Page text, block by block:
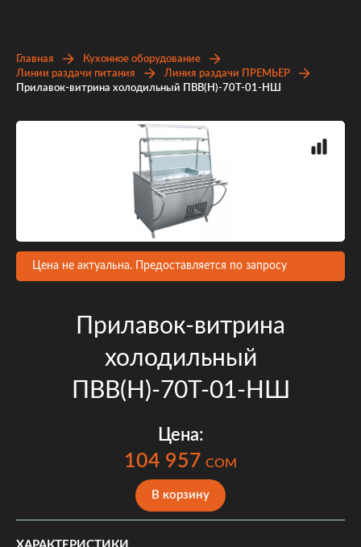
Главная
Кухонное оборудование
Линии раздачи питания
Линия раздачи ПРЕМЬЕР
Прилавок-витрина холодильный ПВВ(Н)-70Т-01-НШ
Цена не актуальна. Предоставляется по запросу
Прилавок-витрина
холодильный
ПВВ(Н)-70Т-01-НШ
Цена:
104 957 COM
В корзину